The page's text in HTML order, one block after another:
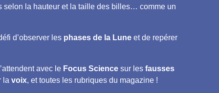
selon la hauteur et la taille des billes… comme un
d’observer les phases de la Luneet de repérer
avec le Focus Sciencesur les fausses
la voix, et toutes les rubriques du magazine !